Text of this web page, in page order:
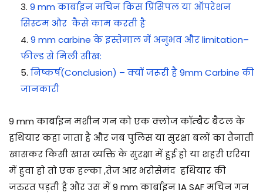
9 mm कार्बाइन मचिन किस प्रिंसिपल या ऑपरेशन
सिस्टम और कैसे काम करती है
9 mm carbine के इस्तेमाल में अनुभव और limitation–
फील्ड से मिली सीख:
निष्कर्ष(Conclusion) – क्यों जरूरी है 9mm Carbine की
जानकारी
9 mm कार्बाइन मशीन गन को एक क्लोज कॉम्बैट बैटल के
हथियार कहा जाता है और जब पुलिस या सुरक्षा बलों का तैनाती
खासकर किसी खास व्यक्ति के सुरक्षा में हुई हो या शहरी एरिया
में हुवा हो तो एक हल्का ,तेज आर भरोसेमंद हथियार की
जरुरत पड़ती है और उस में 9 mm कार्बाइन 1A SAF मचिन गन